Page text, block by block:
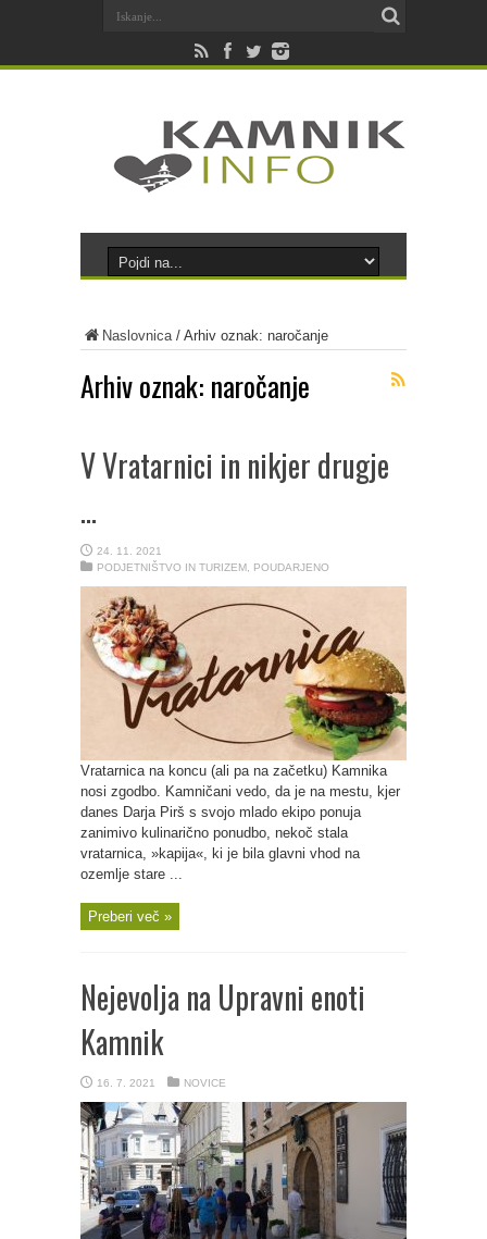
Naslovnica/ Arhiv oznak: naročanje
Arhiv oznak: naročanje
V Vratarnici in nikjer drugje
…
24. 11. 2021
PODJETNIŠTVO IN TURIZEM
POUDARJENO
Vratarnica na koncu (ali pa na začetku) Kamnika
nosi zgodbo. Kamničani vedo, da je na mestu, kjer
danes Darja Pirš s svojo mlado ekipo ponuja
zanimivo kulinarično ponudbo, nekoč stala
vratarnica, »kapija«, ki je bila glavni vhod na
ozemlje stare ...
Preberi več »
Nejevolja na Upravni enoti
Kamnik
16. 7. 2021 NOVICE